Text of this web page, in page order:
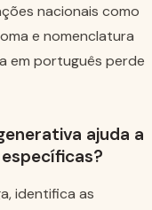
nacionais como
e nomenclatura
em português perde
ajuda a
identifica as